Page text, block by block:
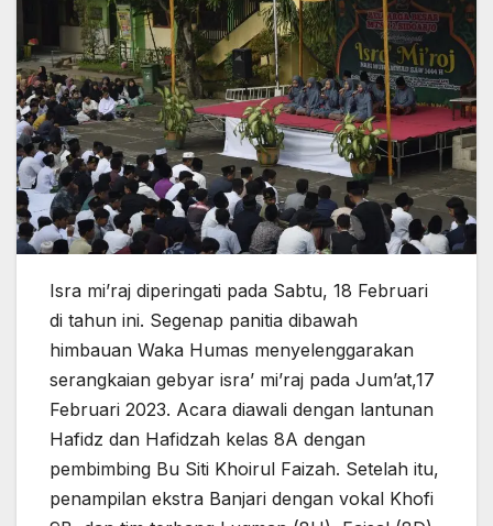
Isra mi’raj diperingati pada Sabtu, 18 Februari
di tahun ini. Segenap panitia dibawah
himbauan Waka Humas menyelenggarakan
serangkaian gebyar isra’ mi’raj pada Jum’at,17
Februari 2023. Acara diawali dengan lantunan
Hafidz dan Hafidzah kelas 8A dengan
pembimbing Bu Siti Khoirul Faizah. Setelah itu,
penampilan ekstra Banjari dengan vokal Khofi